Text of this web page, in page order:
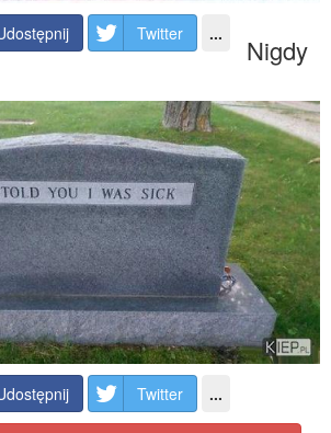
Twitter ... Nigdy
Twitter ...